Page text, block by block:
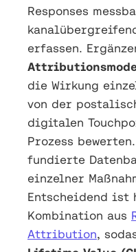
Responses
erfassen.
die Wirkung
von der
digitalen
Prozess
fundierte
einzelner
Entscheidend
Kombination aus
Attribution,